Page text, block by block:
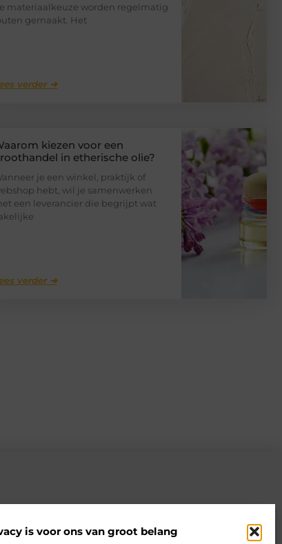
is voor ons van groot belang
materiaalkeuze worden regelmatig
gemaakt. Het
verder ➜
kiezen voor een
in etherische olie?
je een winkel, praktijk of
hebt, wil je samenwerken
een leverancier die begrijpt wat
verder ➜